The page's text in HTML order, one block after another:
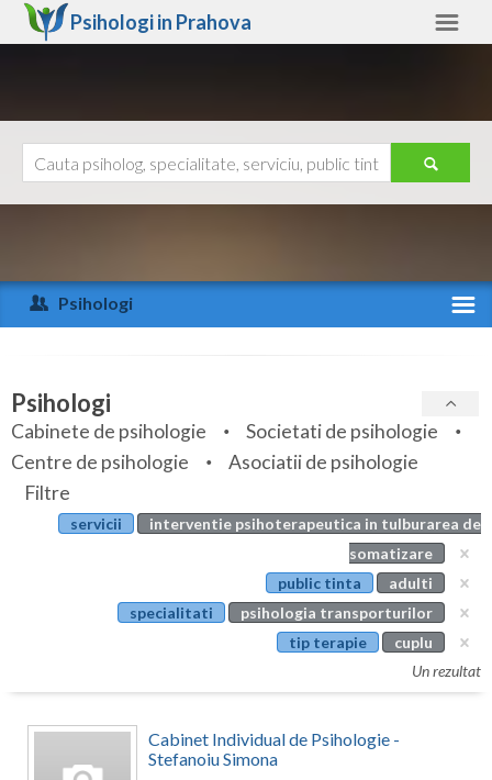
Psihologi in Prahova
Arad
Arges
Bihor
Bistrita-Nasaud
Botosani
Calarasi
Caras-Severin
Ajutor
Psihologi
Specialitati
Servicii
Articole
Evenimente
Membri
Psihologi
Cabinete de psihologie
Societati de psihologie
Centre de psihologie
Asociatii de psihologie
Filtre
servicii
interventie psihoterapeutica in tulburarea de
somatizare
public tinta
adulti
specialitati
psihologia transporturilor
tip terapie
cuplu
Un rezultat
Cabinet Individual de Psihologie -
Stefanoiu Simona